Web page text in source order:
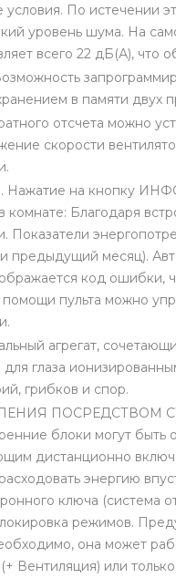
По истечении
уровень шума. На
всего 22 дБ(А), что
в памяти двух
отсчета можно
скорости
на кнопку
комнате: Благодаря
Показатели
предыдущий месяц).
код ошибки,
пульта можно
агрегат,
глаза
грибков и спор.
ПОСРЕДСТВОМ
блоки могут
дистанционно
энергию
ключа (система
режимов.
она может
Вентиляция) или